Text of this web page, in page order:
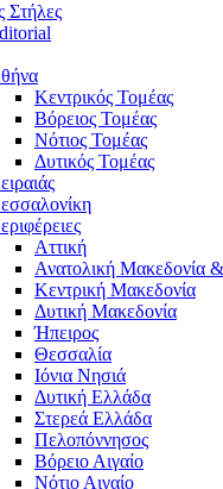
Στήλες
Κεντρικός Τομέας
Βόρειος Τομέας
Νότιος Τομέας
Δυτικός Τομέας
Αττική
Ανατολική Μακεδονία
Κεντρική Μακεδονία
Δυτική Μακεδονία
Ήπειρος
Θεσσαλία
Ιόνια Νησιά
Δυτική Ελλάδα
Στερεά Ελλάδα
Πελοπόννησος
Βόρειο Αιγαίο
Νότιο Αιγαίο